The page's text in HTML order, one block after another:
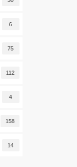
6
75
112
4
158
14